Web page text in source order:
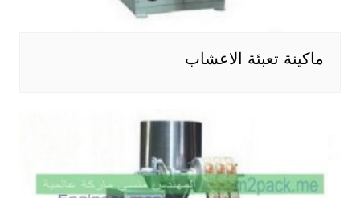
ماكينة تعبئة الاعشاب